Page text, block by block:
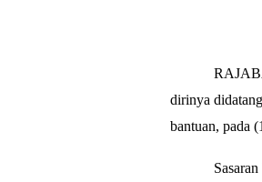
dirinya
bantuan, pada